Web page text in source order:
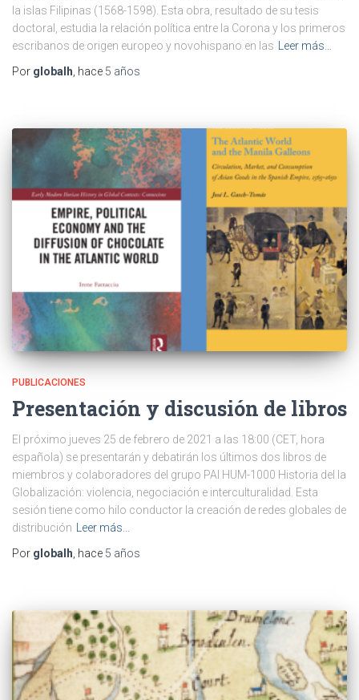
la islas Filipinas (1568-1598). Esta obra, resultado de su tesis
doctoral, estudia la relación política entre la Corona y los primeros
escribanos de origen europeo y novohispano en las Leer más…
Por globalh , hace 5 años
PUBLICACIONES
Presentación y discusión de libros
El próximo jueves 25 de febrero de 2021 a las 18:00 (CET, hora
española) se presentarán y debatirán los últimos dos libros de
miembros y colaboradores del grupo PAI HUM-1000 Historia del la
Globalización: violencia, negociación e interculturalidad. Esta
sesión tiene como hilo conductor la creación de redes globales de
distribución
Leer más…
Por globalh , hace 5 años